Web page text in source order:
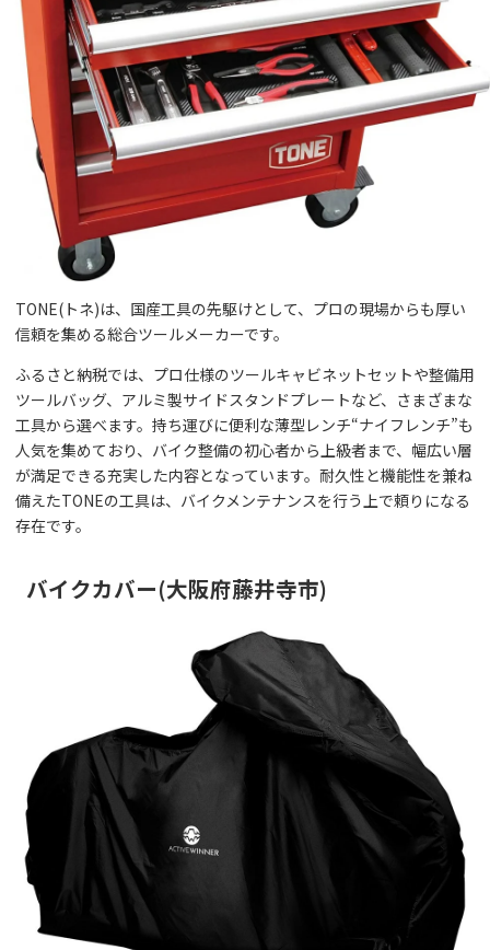
TONE(トネ)は、国産工具の先駆けとして、プロの現場からも厚い
信頼を集める総合ツールメーカーです。
ふるさと納税では、プロ仕様のツールキャビネットセットや整備用
ツールバッグ、アルミ製サイドスタンドプレートなど、さまざまな
工具から選べます。持ち運びに便利な薄型レンチ“ナイフレンチ”も
人気を集めており、バイク整備の初心者から上級者まで、幅広い層
が満足できる充実した内容となっています。耐久性と機能性を兼ね
備えたTONEの工具は、バイクメンテナンスを行う上で頼りになる
存在です。
バイクカバー(大阪府藤井寺市)